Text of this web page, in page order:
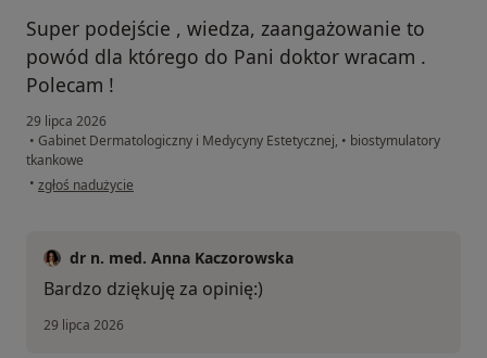
Super podejście , wiedza, zaangażowanie to
powód dla którego do Pani doktor wracam .
Polecam !
29 lipca 2026
• Gabinet Dermatologiczny i Medycyny Estetycznej, • biostymulatory
tkankowe
• w opinii użytkownika M.S-U
zgłoś nadużycie
dr n. med. Anna Kaczorowska
Bardzo dziękuję za opinię:)
29 lipca 2026